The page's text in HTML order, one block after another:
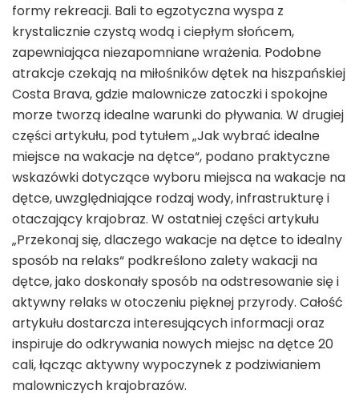
formy rekreacji. Bali to egzotyczna wyspa z
krystalicznie czystą wodą i ciepłym słońcem,
zapewniająca niezapomniane wrażenia. Podobne
atrakcje czekają na miłośników dętek na hiszpańskiej
Costa Brava, gdzie malownicze zatoczki i spokojne
morze tworzą idealne warunki do pływania. W drugiej
części artykułu, pod tytułem „Jak wybrać idealne
miejsce na wakacje na dętce“, podano praktyczne
wskazówki dotyczące wyboru miejsca na wakacje na
dętce, uwzględniające rodzaj wody, infrastrukturę i
otaczający krajobraz. W ostatniej części artykułu
„Przekonaj się, dlaczego wakacje na dętce to idealny
sposób na relaks“ podkreślono zalety wakacji na
dętce, jako doskonały sposób na odstresowanie się i
aktywny relaks w otoczeniu pięknej przyrody. Całość
artykułu dostarcza interesujących informacji oraz
inspiruje do odkrywania nowych miejsc na dętce 20
cali, łącząc aktywny wypoczynek z podziwianiem
malowniczych krajobrazów.